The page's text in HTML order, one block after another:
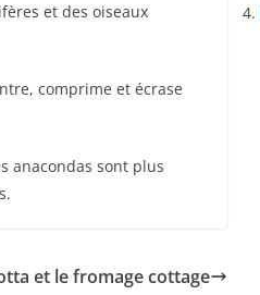
et des oiseaux
comprime et écrase
anacondas sont plus
et le fromage cottage